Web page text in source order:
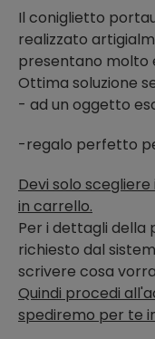
Il coniglietto
realizzato
presentano molto
Ottima soluzione
- ad un oggetto
-regalo perfetto
Devi solo
in carrello.
Per i dettagli della
richiesto dal
scrivere cosa
Quindi procedi
spediremo per te